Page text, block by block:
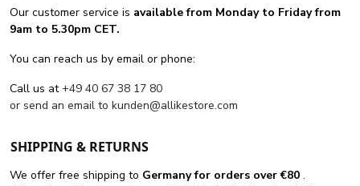
Our customer service is available from Monday to Friday from
9am to 5.30pm CET.
You can reach us by email or phone:
Call us at+49 40 67 38 17 80
or send an email to kunden@allikestore.com
SHIPPING & RETURNS
We offer free shipping to Germany for orders over €80 .